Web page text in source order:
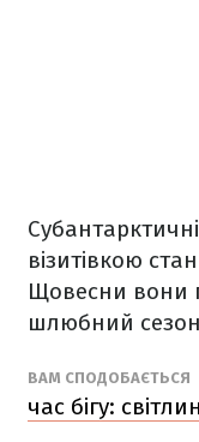
візитівкою
Щовесни вони
шлюбний
ВАМ СПОДОБАЄТЬСЯ
час бігу: